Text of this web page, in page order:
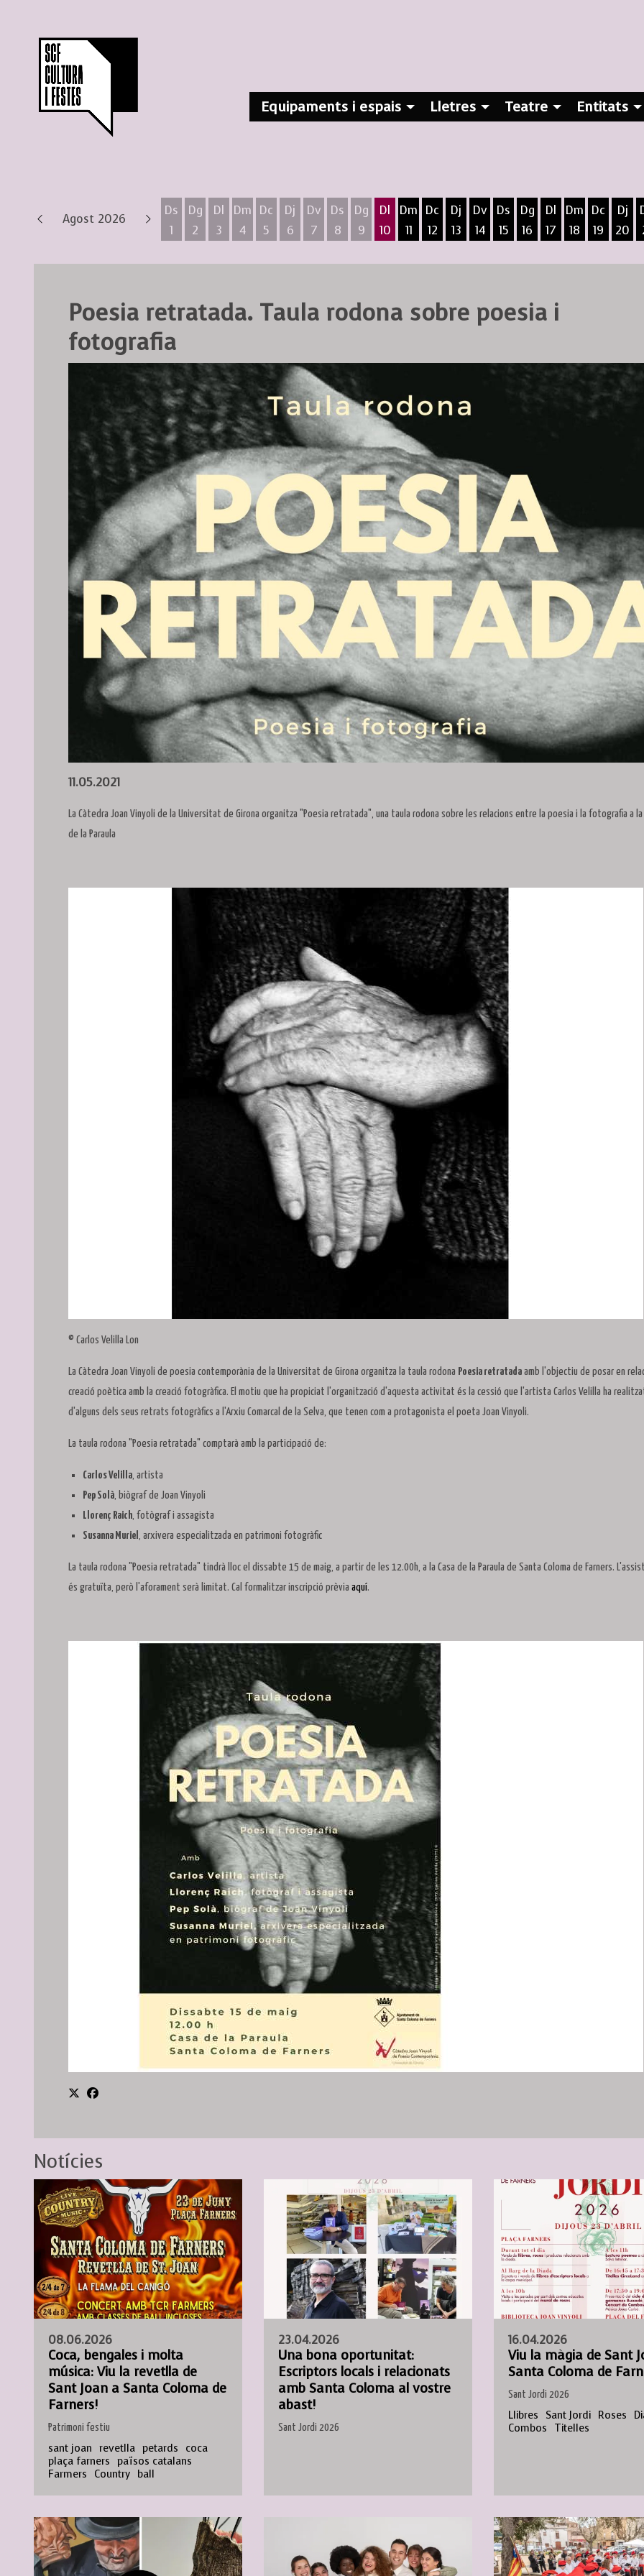
Equipaments i espais Lletres Teatre Entitats
Agost 2026
Ds
1
Dg
2
Dl
3
Dm
4
Dc
5
Dj
6
Dv
7
Ds
8
Dg
9
Dl
10
Dm
11
Dc
12
Dj
13
Dv
14
Ds
15
Dg
16
Dl
17
Dm
18
Dc
19
Dj
20
Poesia retratada. Taula rodona sobre poesia i
fotografia
11.05.2021
La Càtedra Joan Vinyoli de la Universitat de Girona organitza "Poesia retratada", una taula rodona sobre les relacions entre la poesia i la fotografia a la
de la Paraula
© Carlos Velilla Lon
La Càtedra Joan Vinyoli de poesia contemporània de la Universitat de Girona organitza la taula rodona Poesia retratada amb l'objectiu de posar en
creació poètica amb la creació fotogràfica. El motiu que ha propiciat l'organització d'aquesta activitat és la cessió que l'artista Carlos Velilla ha
d'alguns dels seus retrats fotogràfics a l'Arxiu Comarcal de la Selva, que tenen com a protagonista el poeta Joan Vinyoli.
La taula rodona "Poesia retratada" comptarà amb la participació de:
Carlos Velilla, artista
Pep Solà, biògraf de Joan Vinyoli
Llorenç Raich, fotògraf i assagista
Susanna Muriel , arxivera especialitzada en patrimoni fotogràfic
La taula rodona "Poesia retratada" tindrà lloc el dissabte 15 de maig, a partir de les 12.00h, a la Casa de la Paraula de Santa Coloma de Farners.
és gratuïta, però l'aforament serà limitat. Cal formalitzar inscripció prèvia aquí.
Notícies
08.06.2026
Coca, bengales i molta
música: Viu la revetlla de
Sant Joan a Santa Coloma de
Farners!
Patrimoni festiu
sant joan revetlla petards
coca
plaça farners països catalans
Farmers
Country ball
23.04.2026
Una bona oportunitat:
Escriptors locals i relacionats
amb Santa Coloma al vostre
abast!
Sant Jordi 2026
16.04.2026
Viu la màgia de Sant
Santa Coloma de
Sant Jordi 2026
Llibres Sant Jordi Roses
Combos
Titelles